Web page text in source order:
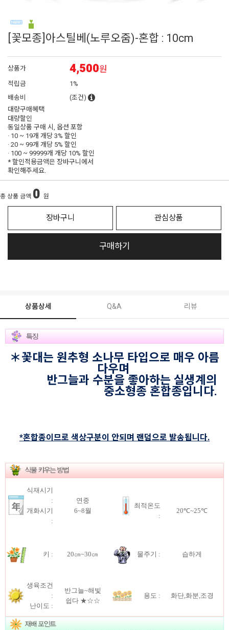
[꽃모종]아스틸베(노루오줌)-혼합 : 10cm
상품가 4,500원
적립금
1%
배송비
(조건)
대량구매혜택
대량할인
동일상품 구매 시, 옵션 포함
· 10 ~ 19개 개당3% 할인
· 20 ~ 99개 개당 5% 할인
· 100 ~ 99999개 개당 10% 할인
* 할인적용금액은 장바구니에서
확인해주세요.
총 상품 금액 0 원
장바구니 관심상품
구매하기
상품상세 Q&A 리뷰
＊꽃대는 원추형 소나무 타입으로 매우 아름
다우며
반그늘과 수분을 좋아하는 실생계의
중소형종 혼합종입니다.
*혼합종이므로 색상구분이 안되며 랜덤으로 발송됩니다.
식재시기
:
개화시기
:
연중
6~8월
최적온도
:
20℃~25℃
키 : 20㎝~30㎝ 물주기 : 습하게
생육조건
:
난이도 :
반그늘~해빛
쉽다 ★☆☆
용도 : 화단,화분,조경